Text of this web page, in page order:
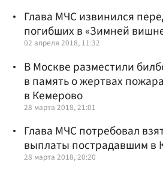
Глава МЧС извинился
погибших в «Зимней
02 апреля 2018, 11:32
В Москве разместили
в память о жертвах пожара
в Кемерово
28 марта 2018, 21:01
Глава МЧС потребовал
выплаты пострадавшим в
28 марта 2018, 20:20